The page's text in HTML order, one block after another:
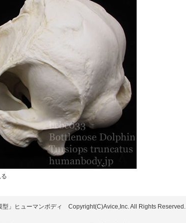
型」ヒューマンボディ Copyright(C)Avice,Inc. All Rights Reserved.